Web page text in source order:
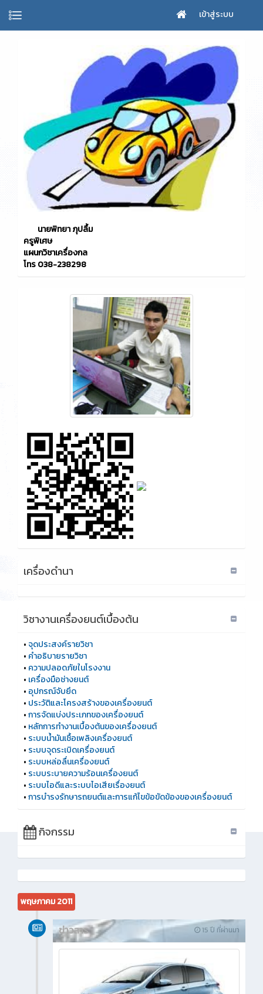
เข้าสู่ระบบ
นายพิทยา ภุปลื้ม
ครูพิเศษ
แผนกวิชาเครื่องกล
โทร 038-238298
เครื่องดำนา
วิชางานเครื่องยนต์เบื้องต้น
•จุดประสงค์รายวิชา
• คำอธิบายรายวิชา
• ความปลอดภัยในโรงงาน
• เครื่องมือช่างยนต์
• อุปกรณ์จับยึด
• ประวัติและโครงสร้างของเครื่องยนต์
•การจัดแบ่งประเภทของเครื่องยนต์
• หลักการทำงานเบื้องต้นของเครื่องยนต์
• ระบบน้ำมันเชื้อเพลิงเครื่องยนต์
• ระบบจุดระเบิดเครื่องยนต์
• ระบบหล่อลื่นเครื่องยนต์
• ระบบระบายความร้อนเครื่องยนต์
• ระบบไอดีและระบบไอเสียเรื่องยนต์
•การบำรงรักษารถยนต์และการแก้ไขข้อขัดข้องของเครื่องยนต์
กิจกรรม
พฤษภาคม 2011
15 ปี ที่ผ่านมา
ข่าวสาร